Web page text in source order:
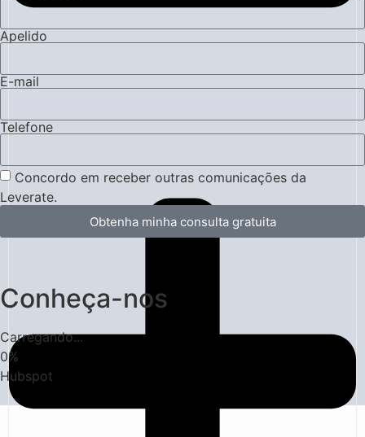
Apelido
E-mail
Telefone
Concordo em receber outras comunicações da
Leverate.
Obtenha minha consulta gratuita
Conheça-nos
Carregando...
0%
Hubspot